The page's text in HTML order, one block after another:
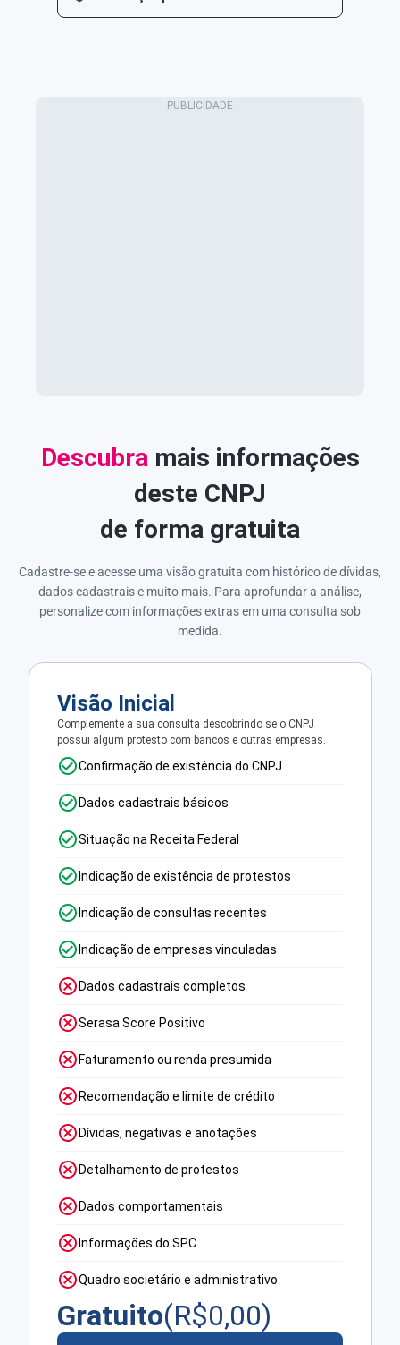
Descubra mais informações
deste CNPJ
de forma gratuita
Cadastre-se e acesse uma visão gratuita com histórico de dívidas,
dados cadastrais e muito mais. Para aprofundar a análise,
personalize com informações extras em uma consulta sob
medida.
Visão Inicial
Complemente a sua consulta descobrindo se o CNPJ
possui algum protesto com bancos e outras empresas.
Confirmação de existência do CNPJ
Dados cadastrais básicos
Situação na Receita Federal
Indicação de existência de protestos
Indicação de consultas recentes
Indicação de empresas vinculadas
Dados cadastrais completos
Serasa Score Positivo
Faturamento ou renda presumida
Recomendação e limite de crédito
Dívidas, negativas e anotações
Detalhamento de protestos
Dados comportamentais
Informações do SPC
Quadro societário e administrativo
Gratuito(R$0,00)